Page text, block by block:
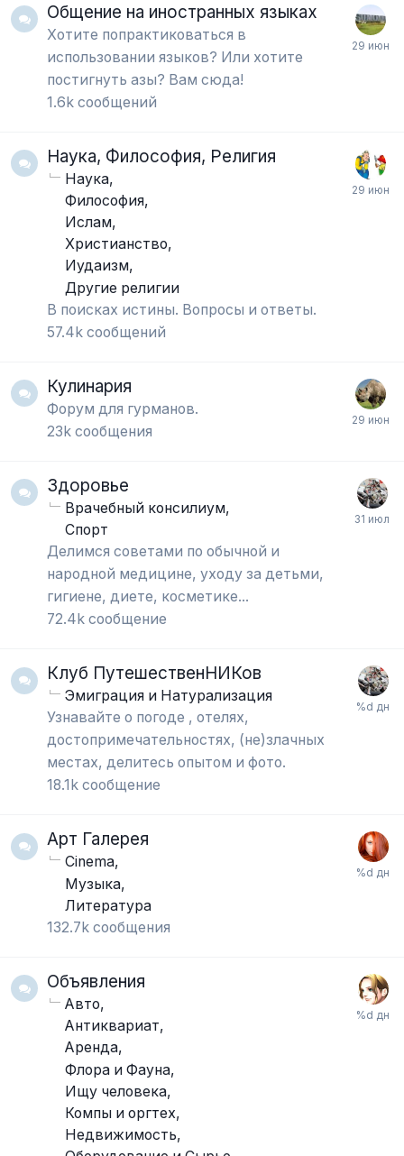
Общение на иностранных языках
Хотите попрактиковаться в
использовании языков? Или хотите
постигнуть азы? Вам сюда!
1.6k сообщений
Наука, Философия, Религия
Наука
Философия
Ислам
Христианство
Иудаизм
Другие религии
В поисках истины. Вопросы и ответы.
57.4k сообщений
Кулинария
Форум для гурманов.
23k сообщения
Здоровье
Врачебный консилиум
Спорт
Делимся советами по обычной и
народной медицине, уходу за детьми,
гигиене, диете, косметике...
72.4k сообщение
Клуб ПутешественНИКов
Эмиграция и Натурализация
Узнавайте о погоде , отелях,
достопримечательностях, (не)злачных
местах, делитесь опытом и фото.
18.1k сообщение
Арт Галерея
Cinema
Музыка
Литература
132.7k сообщения
Объявления
Авто
Антиквариат
Аренда
Флора и Фауна
Ищу человека
Компы и оргтех
Недвижимость